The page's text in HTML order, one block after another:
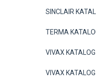
SINCLAIR
TERMA
VIVAX
VIVAX